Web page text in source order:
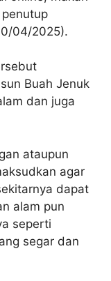
04/2025).
Buah Jenuk
dan juga
ataupun
agar
dapat
alam pun
seperti
segar dan